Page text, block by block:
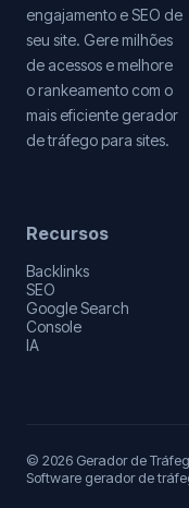
engajamento e SEO de
seu site. Gere milhões
de acessos e melhore
o rankeamento com o
mais eficiente gerador
de tráfego para sites.
Recursos
Backlinks
SEO
Google Search
Console
IA
© 2026 Gerador de
Software gerador de